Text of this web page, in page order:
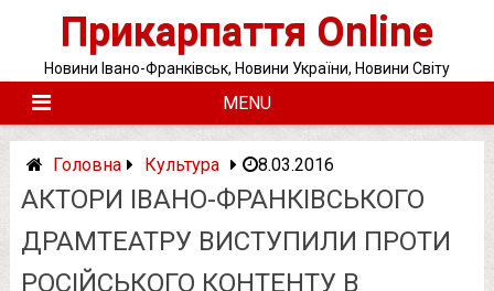
Прикарпаття Online
Новини Івано-Франківськ, Новини України, Новини Світу
MENU
Головна Культура 8.03.2016
АКТОРИ ІВАНО-ФРАНКІВСЬКОГО
ДРАМТЕАТРУ ВИСТУПИЛИ ПРОТИ
РОСІЙСЬКОГО КОНТЕНТУ В